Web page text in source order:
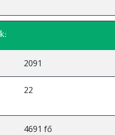
2091
22
4691 fő